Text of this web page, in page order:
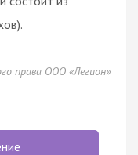
права ООО «Легион»